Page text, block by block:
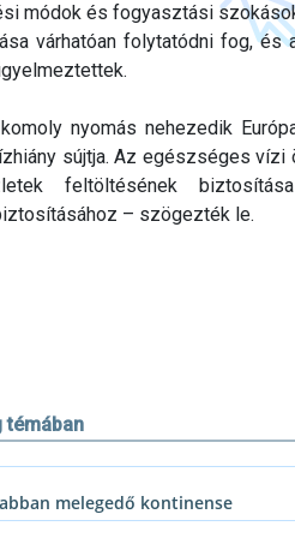
módok és fogyasztási
várhatóan folytatódni fog,
nyomás nehezedik
sújtja. Az egészséges
feltöltésének
– szögezték le.
témában
melegedő kontinense